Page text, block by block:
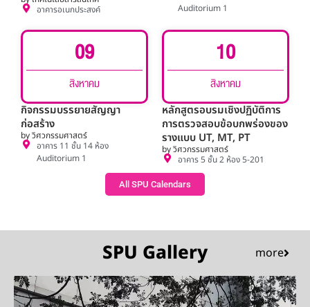
อาคารอเนกประสงค์
Auditorium 1
09
สิงหาคม
กิจกรรมบรรยายสัญญา
ก่อสร้าง
by วิศวกรรมศาสตร์
อาคาร 11 ชั้น 14 ห้อง
Auditorium 1
10
สิงหาคม
หลักสูตรอบรมเชิงปฏิบัติการ
การตรวจสอบข้อบกพร่องของ
รางแบบ UT, MT, PT
by วิศวกรรมศาสตร์
อาคาร 5 ชั้น 2 ห้อง 5-201
All SPU Calendars
SPU Gallery more